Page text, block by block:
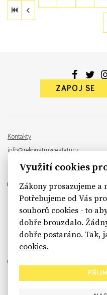
ZAPOJ SE
Kontakty
info@rekonstrukcestatu.cz
Návrh a vývoj: Sinfin , ilustrace:
sinfin.digital
Využití cookies
Zákony prosazujeme a
Potřebujeme od Vás
souborů cookies - to
dobře brouzdalo.
dobře postaráno. Tak,
cookies.